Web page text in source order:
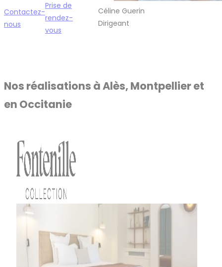
Contactez-
nous
Prise de
rendez-
vous
Céline Guerin
Dirigeant
Nos réalisations à Alès, Montpellier et
en Occitanie